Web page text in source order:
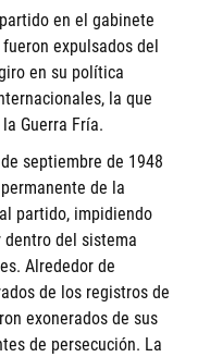
en el gabinete
expulsados del
en su política
la que
Guerra Fría.
septiembre de 1948
de la
partido, impidiendo
del sistema
Alrededor de
de los registros de
exonerados de sus
de persecución. La